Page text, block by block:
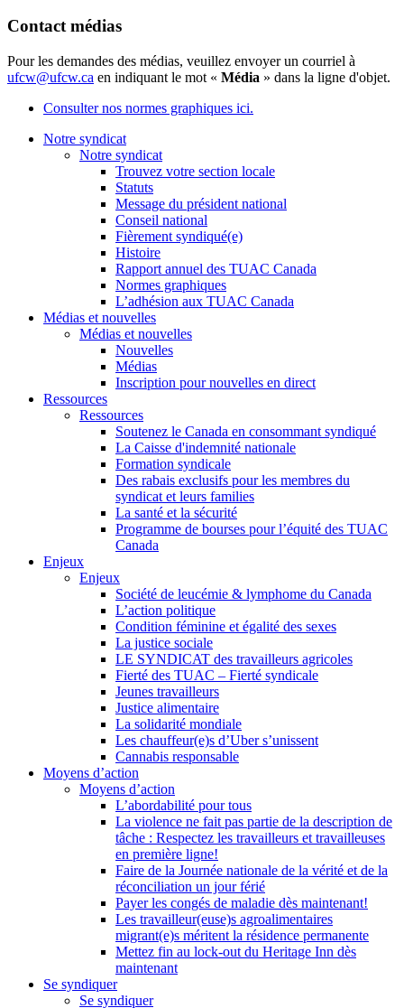
Contact médias
Pour les demandes des médias, veuillez envoyer un courriel à
ufcw@ufcw.ca en indiquant le mot « Média » dans la ligne d'objet.
Consulter nos normes graphiques ici.
Notre syndicat
Notre syndicat
Trouvez votre section locale
Statuts
Message du président national
Conseil national
Fièrement syndiqué(e)
Histoire
Rapport annuel des TUAC Canada
Normes graphiques
L’adhésion aux TUAC Canada
Médias et nouvelles
Médias et nouvelles
Nouvelles
Médias
Inscription pour nouvelles en direct
Ressources
Ressources
Soutenez le Canada en consommant syndiqué
La Caisse d'indemnité nationale
Formation syndicale
Des rabais exclusifs pour les membres du
syndicat et leurs families
La santé et la sécurité
Programme de bourses pour l’équité des TUAC
Canada
Enjeux
Enjeux
Société de leucémie & lymphome du Canada
L’action politique
Condition féminine et égalité des sexes
La justice sociale
LE SYNDICAT des travailleurs agricoles
Fierté des TUAC – Fierté syndicale
Jeunes travailleurs
Justice alimentaire
La solidarité mondiale
Les chauffeur(e)s d’Uber s’unissent
Cannabis responsable
Moyens d’action
Moyens d’action
L’abordabilité pour tous
La violence ne fait pas partie de la description de
tâche : Respectez les travailleurs et travailleuses
en première ligne!
Faire de la Journée nationale de la vérité et de la
réconciliation un jour férié
Payer les congés de maladie dès maintenant!
Les travailleur(euse)s agroalimentaires
migrant(e)s méritent la résidence permanente
Mettez fin au lock-out du Heritage Inn dès
maintenant
Se syndiquer
Se syndiquer